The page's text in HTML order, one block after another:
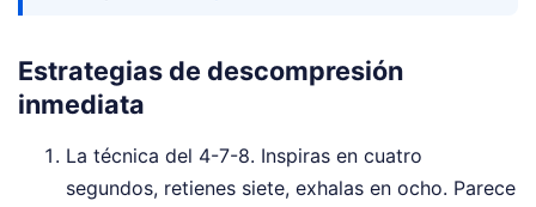
Estrategias de descompresión
inmediata
La técnica del 4-7-8. Inspiras en cuatro
segundos, retienes siete, exhalas en ocho. Parece